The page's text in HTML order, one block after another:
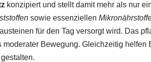
konzipiert und stellt damit mehr als nur
sowie essenziellen
für den Tag versorgt wird. Das
Bewegung. Gleichzeitig